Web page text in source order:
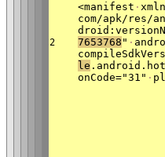
2
<manifest ·
com/apk/res/
7653768 " ·
le
onCode="31" ·